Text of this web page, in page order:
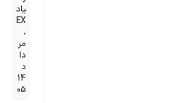
یاد
EX
،
مر
دا
د
14
05